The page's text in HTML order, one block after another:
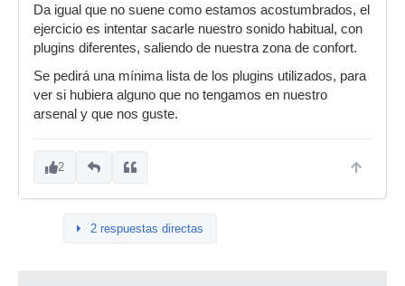
Da igual que no suene como estamos acostumbrados, el
ejercicio es intentar sacarle nuestro sonido habitual, con
plugins diferentes, saliendo de nuestra zona de confort.
Se pedirá una mínima lista de los plugins utilizados, para
ver si hubiera alguno que no tengamos en nuestro
arsenal y que nos guste.
2
2 respuestas directas